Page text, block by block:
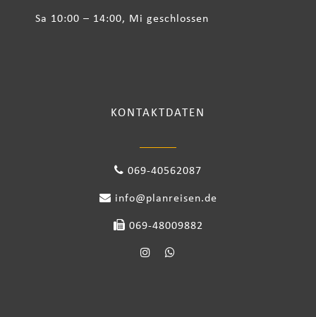
Sa 10:00 – 14:00, Mi geschlossen
KONTAKTDATEN
069-40562087
info@planreisen.de
069-48009882